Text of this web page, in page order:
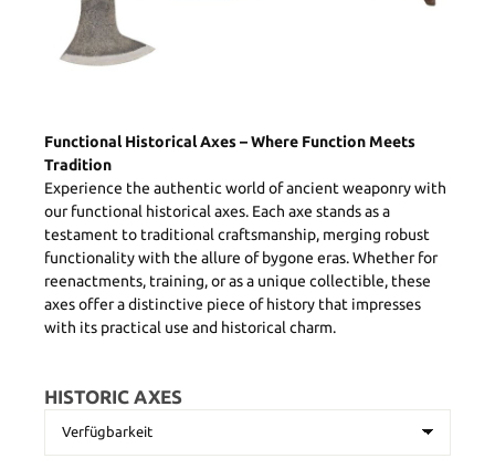
Functional Historical Axes – Where Function Meets
Tradition
Experience the authentic world of ancient weaponry with
our functional historical axes. Each axe stands as a
testament to traditional craftsmanship, merging robust
functionality with the allure of bygone eras. Whether for
reenactments, training, or as a unique collectible, these
axes offer a distinctive piece of history that impresses
with its practical use and historical charm.
HISTORIC AXES